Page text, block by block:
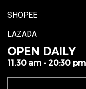
SHOPEE
LAZADA
OPEN DAILY
11.30 am - 20:30 pm